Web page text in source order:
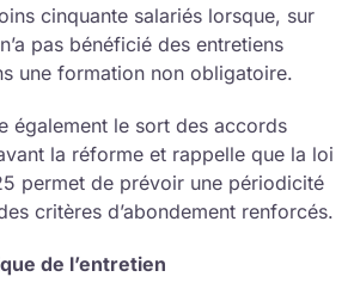
cinquante salariés lorsque, sur
pas bénéficié des entretiens
une formation non obligatoire.
également le sort des accords
la réforme et rappelle que la loi
permet de prévoir une périodicité
critères d’abondement renforcés.
de l’entretien